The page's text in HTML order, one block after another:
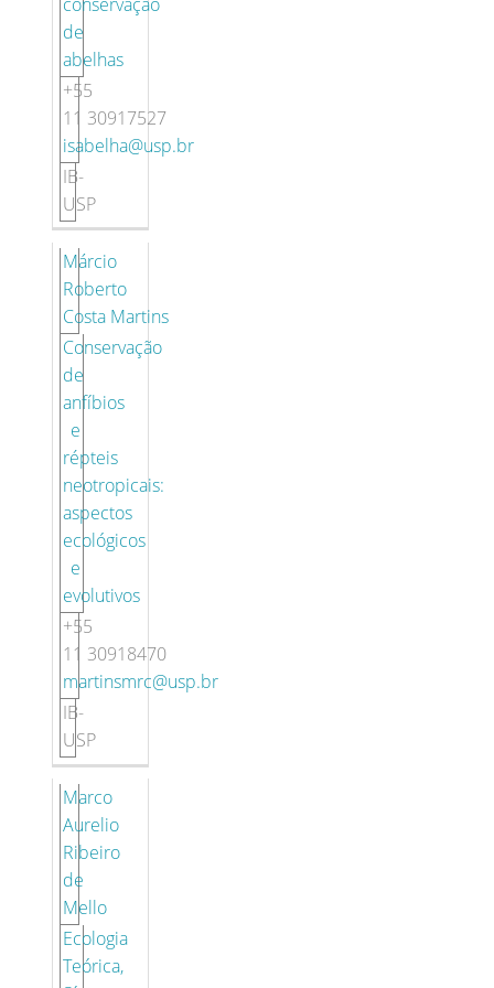
de
abelhas
+55
11 30917527
isabelha@usp.br
IB-
USP
Márcio
Roberto
Costa Martins
Conservação
de
anfíbios
e
répteis
neotropicais:
aspectos
ecológicos
e
evolutivos
+55
11 30918470
martinsmrc@usp.br
IB-
USP
Marco
Aurelio
Ribeiro
de
Mello
Ecologia
Teórica,